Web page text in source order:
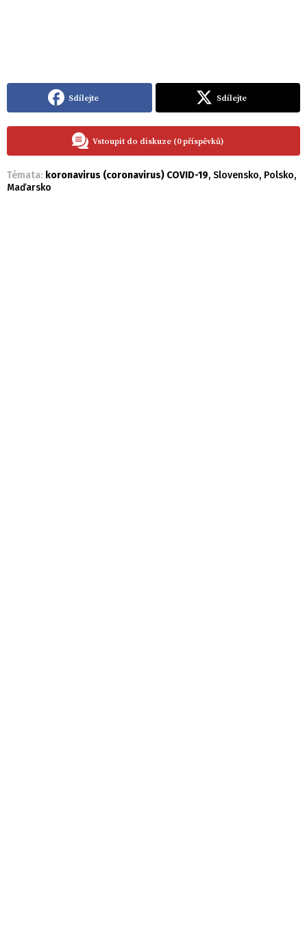
Sdílejte Sdílejte
Vstoupit do diskuze (0 příspěvků)
Témata: koronavirus (coronavirus) COVID-19, Slovensko, Polsko,
Maďarsko